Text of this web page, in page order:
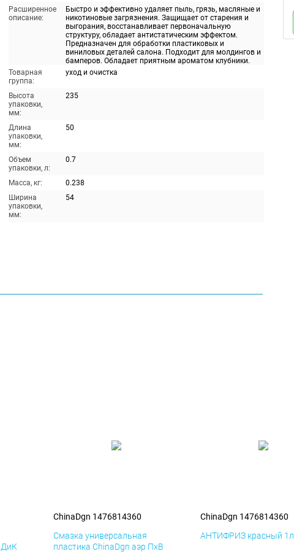
Расширенное
описание:
Быстро и эффективно удаляет пыль, грязь, масляные и
никотиновые загрязнения. Защищает от старения и
выгорания, восстанавливает первоначальную
структуру, обладает антистатическим эффектом.
Предназначен для обработки пластиковых и
виниловых деталей салона. Подходит для молдингов и
бамперов. Обладает приятным ароматом клубники.
Товарная
группа:
уход и очистка
Высота
упаковки,
мм:
235
Длина
упаковки,
мм:
50
Объем
упаковки, л:
0.7
Масса, кг:
0.238
Ширина
упаковки,
мм:
54
ДиК
ChinaDgn 1476814360
Смазка универсальная
пластика ChinaDgn аэр ПхВ
ChinaDgn 1476814360
АНТИФРИЗ красный 1л.